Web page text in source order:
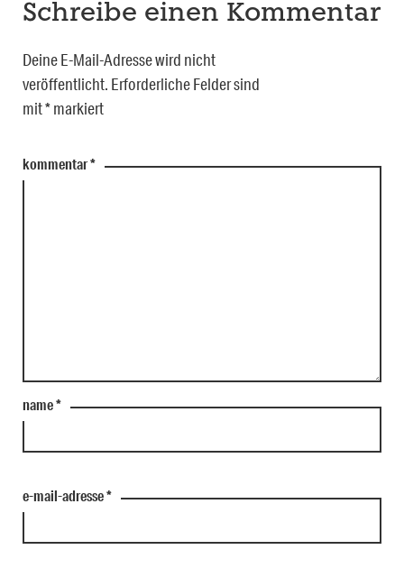
Schreibe einen Kommentar
Deine E-Mail-Adresse wird nicht
veröffentlicht. Erforderliche Felder sind
mit*markiert
kommentar*
name*
e-mail-adresse*